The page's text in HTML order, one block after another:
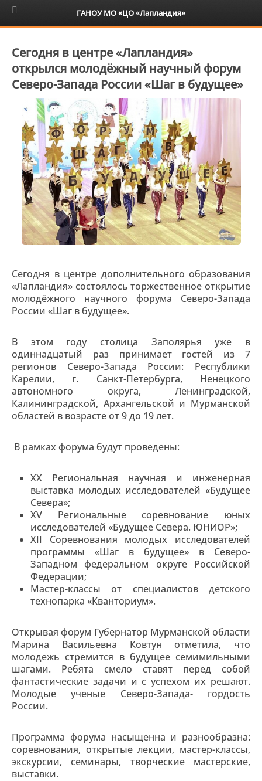
6+
Сегодня в центре «Лапландия»
открылся молодёжный научный форум
Северо-Запада России «Шаг в будущее»
Сегодня в центре дополнительного образования
«Лапландия» состоялось торжественное открытие
молодёжного научного форума Северо-Запада
России «Шаг в будущее».
В этом году столица Заполярья уже в
одиннадцатый раз принимает гостей из 7
регионов Северо-Запада России: Республики
Карелии, г. Санкт-Петербурга, Ненецкого
автономного округа, Ленинградской,
Калининградской, Архангельской и Мурманской
областей в возрасте от 9 до 19 лет.
В рамках форума будут проведены:
XX Региональная научная и инженерная
выставка молодых исследователей «Будущее
Севера»;
XV Региональные соревнование юных
исследователей «Будущее Севера. ЮНИОР»;
XII Соревнования молодых исследователей
программы «Шаг в будущее» в Северо-
Западном федеральном округе Российской
Федерации;
Мастер-классы от специалистов детского
технопарка «Кванториум».
Открывая форум Губернатор Мурманской области
Марина Васильевна Ковтун отметила, что
молодежь стремится в будущее семимильными
шагами. Ребята смело ставят перед собой
фантастические задачи и с успехом их решают.
Молодые ученые Северо-Запада- гордость
России.
Программа форума насыщенна и разнообразна:
соревнования, открытые лекции, мастер-классы,
экскурсии, семинары, творческие мастерские,
выставки.
ГАНОУ МО «ЦО «Лапландия»